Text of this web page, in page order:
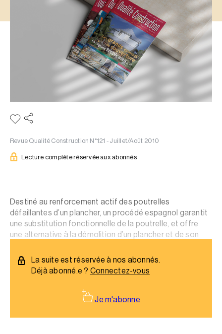
Revue Qualité Construction N°121 - Juillet/Août 2010
Lecture complète réservée aux abonnés
Destiné au renforcement actif des poutrelles
défaillantes d’un plancher, un procédé espagnol garantit
une substitution fonctionnelle de la poutrelle, et offre
une alternative à la démolition d’un plancher et de son
La suite est réservée à nos abonnés.
Déjà abonné.e ? Connectez-vous
Je m'abonne